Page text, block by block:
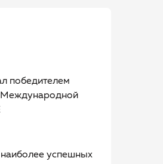
победителем
Международной
успешных